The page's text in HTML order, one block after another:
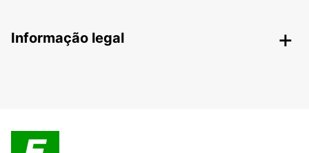
Informação legal